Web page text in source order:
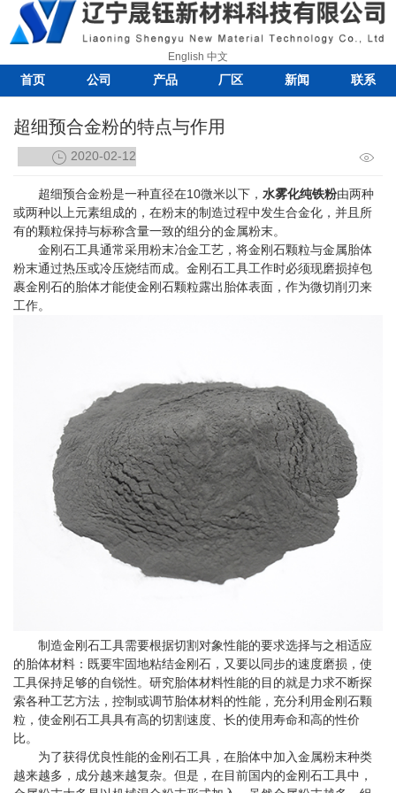
English 中文
首页 公司 产品 厂区 新闻 联系
超细预合金粉的特点与作用
2020-02-12
超细预合金粉是一种直径在10微米以下， 水雾化纯铁粉由两种
或两种以上元素组成的，在粉末的制造过程中发生合金化，并且所
有的颗粒保持与标称含量一致的组分的金属粉末。
金刚石工具通常采用粉末冶金工艺，将金刚石颗粒与金属胎体
粉末通过热压或冷压烧结而成。金刚石工具工作时必须现磨损掉包
裹金刚石的胎体才能使金刚石颗粒露出胎体表面，作为微切削刃来
工作。
制造金刚石工具需要根据切割对象性能的要求选择与之相适应
的胎体材料：既要牢固地粘结金刚石，又要以同步的速度磨损，使
工具保持足够的自锐性。研究胎体材料性能的目的就是力求不断探
索各种工艺方法，控制或调节胎体材料的性能，充分利用金刚石颗
粒，使金刚石工具具有高的切割速度、长的使用寿命和高的性价
比。
为了获得优良性能的金刚石工具，在胎体中加入金属粉末种类
越来越多，成分越来越复杂。但是，在目前国内的金刚石工具中，